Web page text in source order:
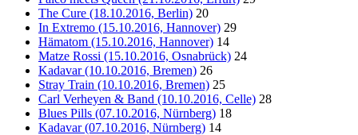
The Cure (18.10.2016, Berlin) 20
In Extremo (15.10.2016, Hannover) 29
Hämatom (15.10.2016, Hannover) 14
Matze Rossi (15.10.2016, Osnabrück) 24
Kadavar (10.10.2016, Bremen) 26
Stray Train (10.10.2016, Bremen) 25
Carl Verheyen & Band (10.10.2016, Celle) 28
Blues Pills (07.10.2016, Nürnberg) 18
Kadavar (07.10.2016, Nürnberg) 14